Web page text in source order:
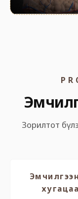
Зорилтот
хугацаа